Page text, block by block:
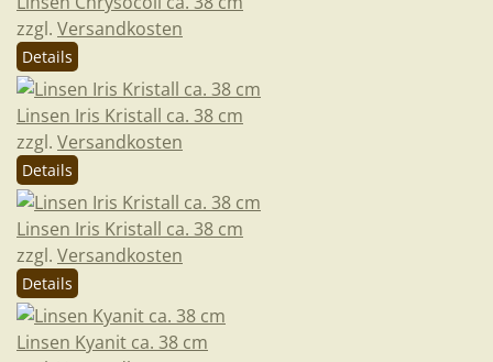
zzgl. Versandkosten
Details
Linsen Iris Kristall ca. 38 cm
zzgl. Versandkosten
Details
Linsen Iris Kristall ca. 38 cm
zzgl. Versandkosten
Details
Linsen Kyanit ca. 38 cm